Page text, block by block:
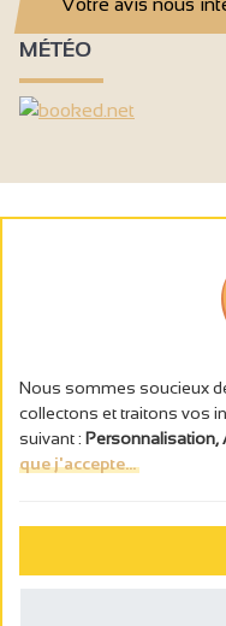
Votre avis nous
MÉTÉO
L’abus d’alcool est
Politique de
Nous sommes soucieux
collectons et traitons vos
suivant : Personnalisation,
que j'accepte...